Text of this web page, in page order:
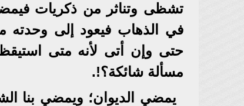
تشظى وتناثر من ذكريات
في الذهاب فيعود إلى وحدته
حتى وإن أتى لأنه متى
مسألة شائكة؟!.
يمضي الديوان؛ ويمضي بنا